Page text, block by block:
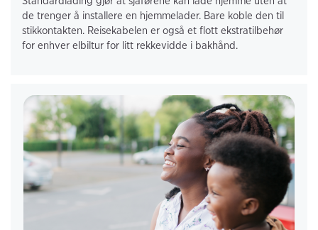
de trenger å installere en hjemmelader. Bare koble den til
stikkontakten. Reisekabelen er også et flott ekstratilbehør
for enhver elbiltur for litt rekkevidde i bakhånd.